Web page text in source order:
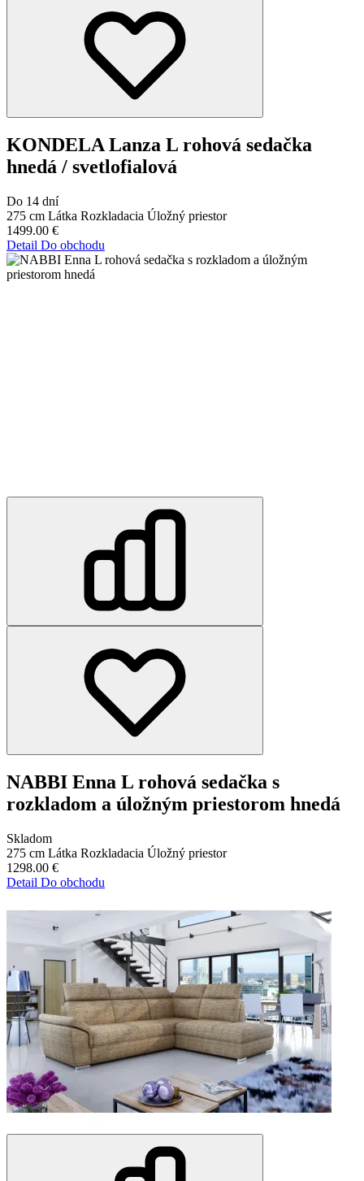
KONDELA Lanza L rohová sedačka
hnedá / svetlofialová
Do 14 dní
275 cm Látka Rozkladacia Úložný priestor
1499.00 €
Detail Do obchodu
NABBI Enna L rohová sedačka s
rozkladom a úložným priestorom hnedá
Skladom
275 cm Látka Rozkladacia Úložný priestor
1298.00 €
Detail Do obchodu